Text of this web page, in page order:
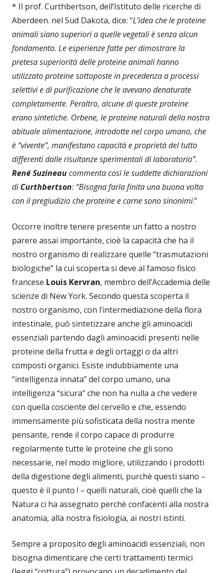
* Il prof. Curthbertson, dell’Istituto delle ricerche di
Aberdeen. nel Sud Dakota, dice: “L’idea che le proteine
animali siano superiori a quelle vegetali è senza alcun
fondamento. Le esperienze fatte per dimostrare la
pretesa superiorità delle proteine animali hanno
utilizzato proteine sottoposte in precedenza a processi
selettivi e di purificazione che le avevano denaturate
completamente. Peraltro, alcune di queste proteine
erano sintetiche. Orbene, le proteine naturali della nostra
abituale alimentazione, introdotte nel corpo umano, che
è “vivente”, manifestano capacità e proprietà del tutto
differenti dalle risultanze sperimentali di laboratorio”.
René Suzineaucommenta così le suddette dichiarazioni
diCurthbertson: “Bisogna farla finita una buona volta
con il pregiudizio che proteine e carne sono sinonimi.”
Occorre inoltre tenere presente un fatto a nostro
parere assai importante, cioè la capacità che ha il
nostro organismo di realizzare quelle “trasmutazioni
biologiche” la cui scoperta si deve al famoso fisico
francese Louis Kervran, membro dell’Accademia delle
scienze di New York. Secondo questa scoperta il
nostro organismo, con l’intermediazione della flora
intestinale, può sintetizzare anche gli aminoacidi
essenziali partendo dagli aminoacidi presenti nelle
proteine della frutta e degli ortaggi o da altri
composti organici. Esiste indubbiamente una
“intelligenza innata” del corpo umano, una
intelligenza “sicura” che non ha nulla a che vedere
con quella cosciente del cervello e che, essendo
immensamente più sofisticata della nostra mente
pensante, rende il corpo capace di produrre
regolarmente tutte le proteine che gli sono
necessarie, nel modo migliore, utilizzando i prodotti
della digestione degli alimenti, purchè questi siano –
questo è il punto ! – quelli naturali, cioè quelli che la
Natura ci ha assegnato perchè confacenti alla nostra
anatomia, alla nostra fisiologia, ai nostri istinti.
Sempre a proposito degli aminoacidi essenziali, non
bisogna dimenticare che certi trattamenti termici